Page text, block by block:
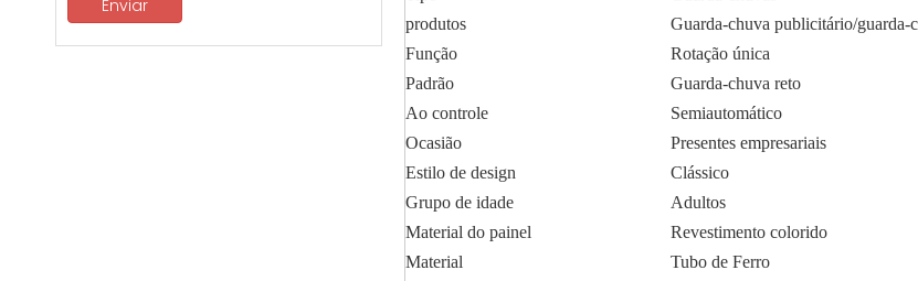
Enviar
produtos
Guarda-chuva publicitário/guarda-
Função
Rotação única
Padrão
Guarda-chuva reto
Ao controle
Semiautomático
Ocasião
Presentes empresariais
Estilo de design
Clássico
Grupo de idade
Adultos
Material do painel
Revestimento colorido
Material
Tubo de Ferro